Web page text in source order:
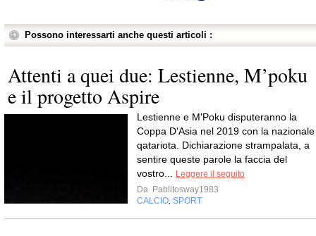
Possono interessarti anche questi articoli :
Attenti a quei due: Lestienne, M’poku
e il progetto Aspire
Lestienne e M'Poku disputeranno la
Coppa D'Asia nel 2019 con la nazionale
qatariota. Dichiarazione strampalata, a
sentire queste parole la faccia del
vostro...
Leggere il seguito
Da Pablitosway1983
CALCIO SPORT